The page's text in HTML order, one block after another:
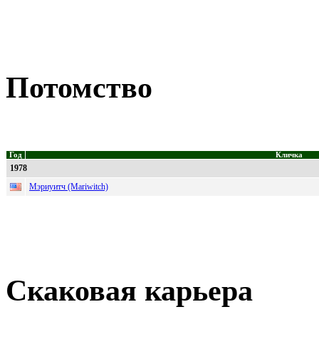
Потомство
Год Кличка
1978
Мэриуитч (Mariwitch)
Скаковая карьера